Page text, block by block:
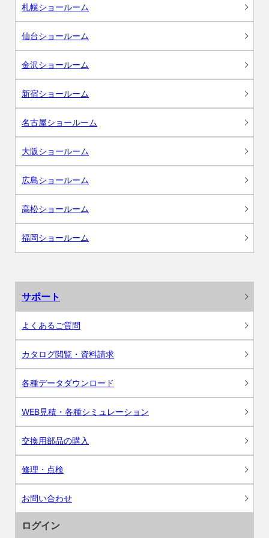
札幌ショールーム
仙台ショールーム
金沢ショールーム
新宿ショールーム
名古屋ショールーム
大阪ショールーム
広島ショールーム
高松ショールーム
福岡ショールーム
サポート
よくあるご質問
カタログ閲覧・資料請求
各種データダウンロード
WEB見積・各種シミュレーション
交換用部品の購入
修理・点検
お問い合わせ
ログイン